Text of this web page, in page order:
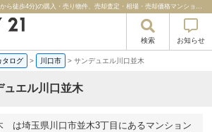
サンデュエル川口並木 (西川口駅から徒歩4分)の購入・売り物件、売却査定・相場・売却価格マンション情報｜センチュリー２１ベストパートナー
検索 お知らせ
タログ > 川口市 > サンデュエル川口並木
ュエル川口並木
は埼玉県川口市並木3丁目にあるマンション